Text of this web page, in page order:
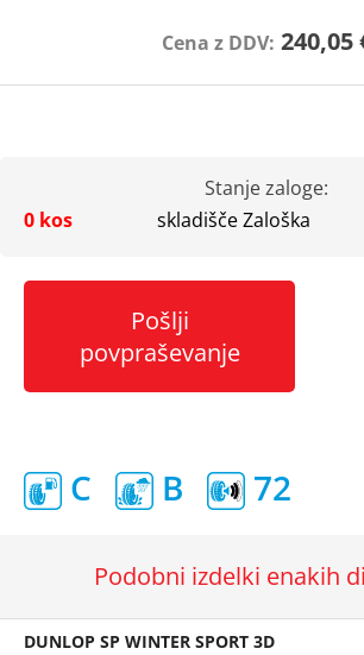
Cena z DDV: 240,05
Stanje zaloge:
0 kos
skladišče Zaloška
Pošlji
povpraševanje
C B 72
Podobni izdelki enakih
DUNLOP SP WINTER SPORT 3D